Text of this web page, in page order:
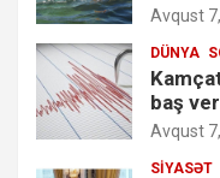
Avqust
DÜNYA
baş
Avqust
SIYASƏT